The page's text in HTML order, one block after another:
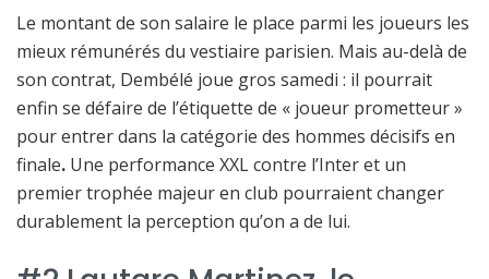
Le montant de son salaire le place parmi les joueurs les
mieux rémunérés du vestiaire parisien. Mais au-delà de
son contrat, Dembélé joue gros samedi : il pourrait
enfin se défaire de l’étiquette de « joueur prometteur »
pour entrer dans la catégorie des hommes décisifs en
finale. Une performance XXL contre l’Inter et un
premier trophée majeur en club pourraient changer
durablement la perception qu’on a de lui.